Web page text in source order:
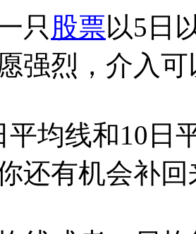
只 股票以5日
强烈，介入可
线和10日平
还有机会补回